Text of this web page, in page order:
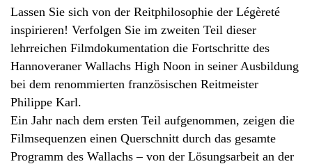
Lassen Sie sich von der Reitphilosophie der Légèreté
inspirieren! Verfolgen Sie im zweiten Teil dieser
lehrreichen Filmdokumentation die Fortschritte des
Hannoveraner Wallachs High Noon in seiner Ausbildung
bei dem renommierten französischen Reitmeister
Philippe Karl.
Ein Jahr nach dem ersten Teil aufgenommen, zeigen die
Filmsequenzen einen Querschnitt durch das gesamte
Programm des Wallachs – von der Lösungsarbeit an der